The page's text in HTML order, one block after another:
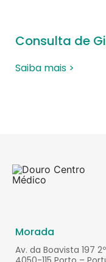
Consulta de
Saiba mais >
Morada
Av. da Boavista 197